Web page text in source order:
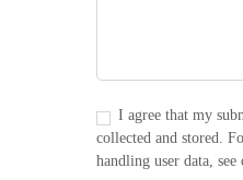
I agree that my
collected and stored.
handling user data, see